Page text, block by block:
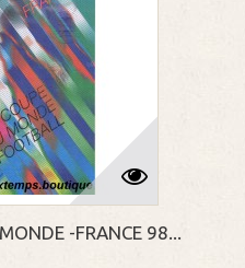
-FRANCE 98...